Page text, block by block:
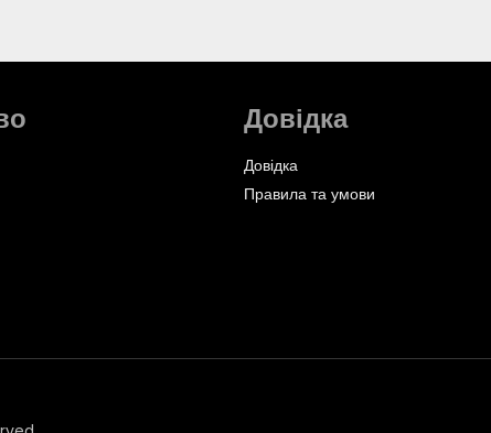
Довідка
Довідка
Правила та умови